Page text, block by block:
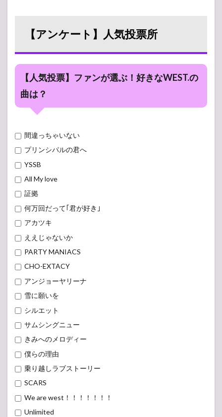
【アンケート】人気投票所
【人気投票】ファンが選ぶ！好きなWEST.の
曲は？
間違っちゃいない
プリンシパルの君へ
YSSB
All My love
証拠
何万回だって｢君が好き｣
アカツキ
ええじゃないか
PARTY MANIACS
CHO-EXTACY
アンジョーヤリーナ
雪に願いを
シルエット
サムシングニュー
きみへのメロディー
僕らの理由
乗り越しラブストーリー
SCARS
We are west！！！！！！！
Unlimited